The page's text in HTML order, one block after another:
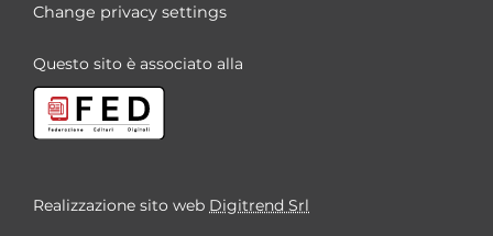
Change privacy settings
Questo sito è associato alla
Realizzazione sito web Digitrend Srl